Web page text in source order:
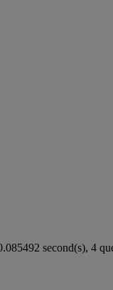
second(s), 4